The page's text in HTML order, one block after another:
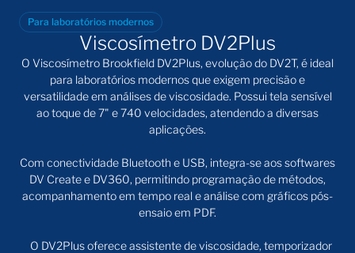
Para laboratórios modernos
Viscosímetro DV2Plus
O Viscosímetro Brookfield DV2Plus, evolução do DV2T, é ideal
para laboratórios modernos que exigem precisão e
versatilidade em análises de viscosidade. Possui tela sensível
ao toque de 7" e 740 velocidades, atendendo a diversas
aplicações.
Com conectividade Bluetooth e USB, integra-se aos softwares
DV Create e DV360, permitindo programação de métodos,
acompanhamento em tempo real e análise com gráficos pós-
ensaio em PDF.
O DV2Plus oferece assistente de viscosidade, temporizador